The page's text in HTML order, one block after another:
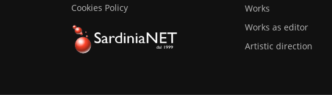
Cookies Policy
Works
Works as editor
Artistic direction